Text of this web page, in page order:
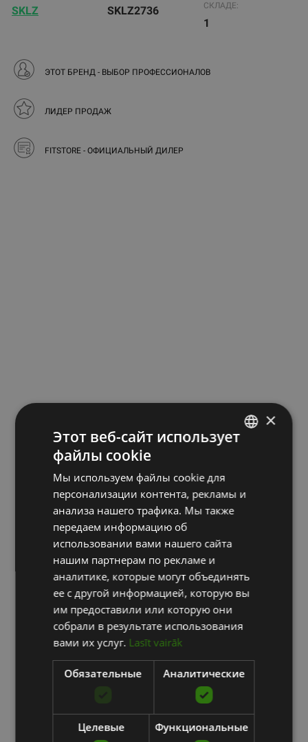
SKLZ SKLZ2736
СКЛАДЕ:
1
ЭТОТ БРЕНД - ВЫБОР ПРОФЕССИОНАЛОВ
ЛИДЕР ПРОДАЖ
FITSTORE - ОФИЦИАЛЬНЫЙ ДИЛЕР
×
Этот веб-сайт использует
файлы cookie
Мы используем файлы cookie для
персонализации контента, рекламы и
анализа нашего трафика. Мы также
передаем информацию об
использовании вами нашего сайта
нашим партнерам по рекламе и
аналитике, которые могут объединять
ее с другой информацией, которую вы
им предоставили или которую они
собрали в результате использования
вами их услуг. Lasīt vairāk
Обязательные Аналитические
Целевые Функциональные